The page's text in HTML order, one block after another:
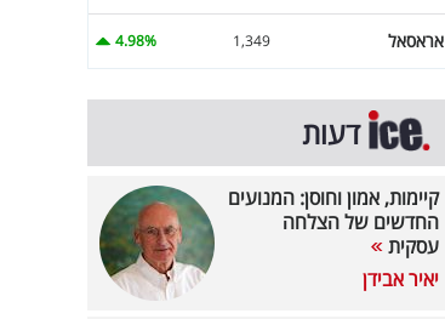
אראסאל 1,349
4.98%
דעות
קיימות, אמון וחוסן: המנועים
החדשים של הצלחה
עסקית
יאיר אבידן